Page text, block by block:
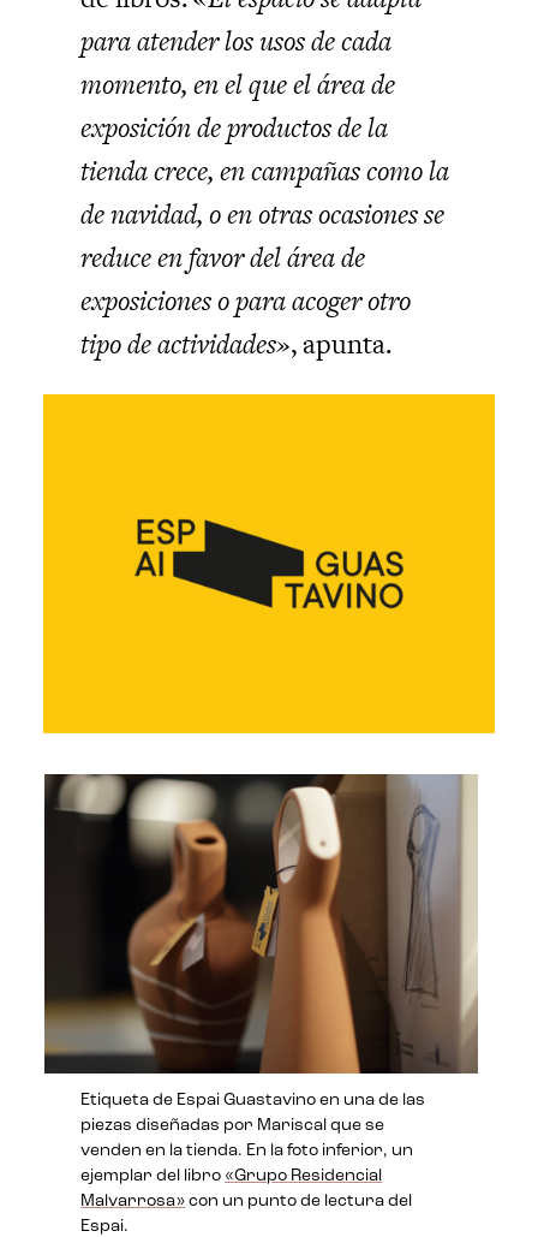
para atender los usos de cada
momento, en el que el área de
exposición de productos de la
tienda crece, en campañas como la
de navidad, o en otras ocasiones se
reduce en favor del área de
exposiciones o para acoger otro
tipo de actividades», apunta.
Etiqueta de Espai Guastavino en una de las
piezas diseñadas por Mariscal que se
venden en la tienda. En la foto inferior, un
ejemplar del libro «Grupo Residencial
Malvarrosa» con un punto de lectura del
Espai.